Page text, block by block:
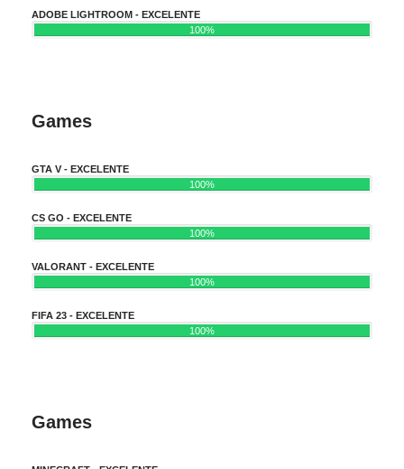
ADOBE LIGHTROOM - EXCELENTE
100%
Games
GTA V - EXCELENTE
100%
CS GO - EXCELENTE
100%
VALORANT - EXCELENTE
100%
FIFA 23 - EXCELENTE
100%
Games